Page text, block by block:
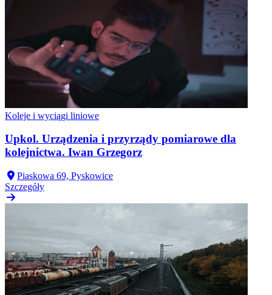
Koleje i wyciągi liniowe
Upkol. Urządzenia i przyrządy pomiarowe dla
kolejnictwa. Iwan Grzegorz
Piaskowa 69, Pyskowice
Szczegóły